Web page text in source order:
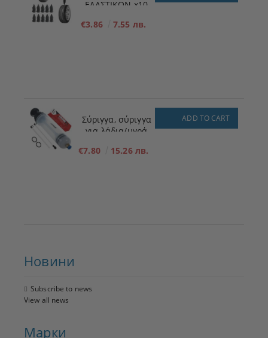
ΕΛΑΣΤΙΚΩΝ x10
mm x 11,7 mm
€3.86 7.55 лв.
Σύριγγα, σύριγγα
για λάδια/υγρά
€7.80 15.26 лв.
ADD TO CART
Новини
Subscribe to news
View all news
Марки